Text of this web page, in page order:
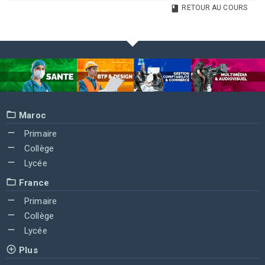
RETOUR AU COURS
Maroc
Primaire
Collège
Lycée
France
Primaire
Collège
Lycée
Plus